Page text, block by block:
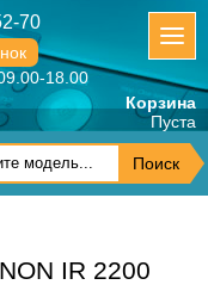
70
18.00
Корзина
Пуста
IR 2200